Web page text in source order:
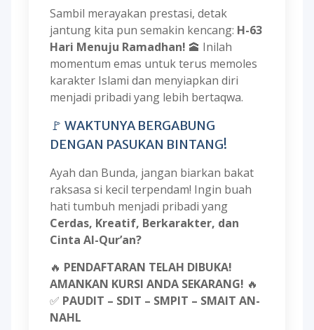
Sambil merayakan prestasi, detak
jantung kita pun semakin kencang: H-63
Hari Menuju Ramadhan! 🕋 Inilah
momentum emas untuk terus memoles
karakter Islami dan menyiapkan diri
menjadi pribadi yang lebih bertaqwa.
🚩 WAKTUNYA BERGABUNG
DENGAN PASUKAN BINTANG!
Ayah dan Bunda, jangan biarkan bakat
raksasa si kecil terpendam! Ingin buah
hati tumbuh menjadi pribadi yang
Cerdas, Kreatif, Berkarakter, dan
Cinta Al-Qur’an?
🔥 PENDAFTARAN TELAH DIBUKA!
AMANKAN KURSI ANDA SEKARANG! 🔥
✅ PAUDIT – SDIT – SMPIT – SMAIT AN-
NAHL